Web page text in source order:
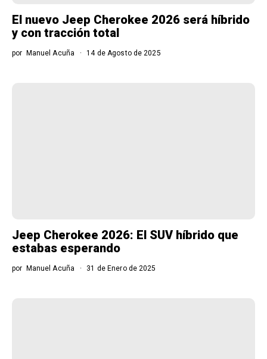
El nuevo Jeep Cherokee 2026 será híbrido
y con tracción total
por Manuel Acuña 14 de Agosto de 2025
Jeep Cherokee 2026: El SUV híbrido que
estabas esperando
por Manuel Acuña 31 de Enero de 2025